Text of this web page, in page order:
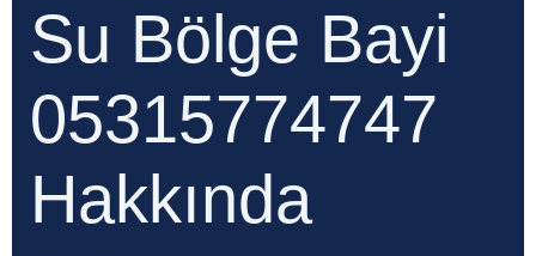
Su Bölge Bayi
05315774747
Hakkında